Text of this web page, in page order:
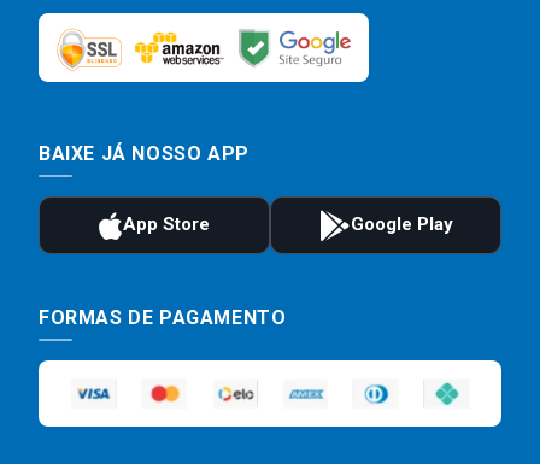
BAIXE JÁ NOSSO APP
FORMAS DE PAGAMENTO